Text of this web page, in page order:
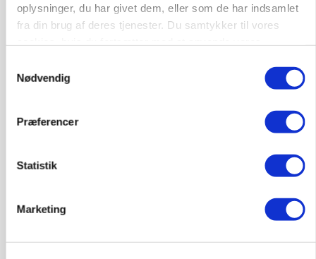
oplysninger, du har givet dem, eller som de har indsamlet
fra din brug af deres tjenester. Du samtykker til vores
Nødvendig
Præferencer
Statistik
Marketing
protestgruppe vil demonstrere mod ny
KVÆG